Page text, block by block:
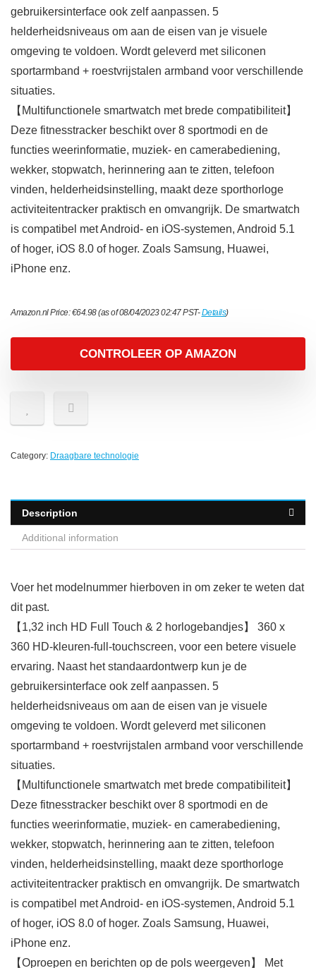
gebruikersinterface ook zelf aanpassen. 5
helderheidsniveaus om aan de eisen van je visuele
omgeving te voldoen. Wordt geleverd met siliconen
sportarmband + roestvrijstalen armband voor verschillende
situaties.
【Multifunctionele smartwatch met brede compatibiliteit】
Deze fitnesstracker beschikt over 8 sportmodi en de
functies weerinformatie, muziek- en camerabediening,
wekker, stopwatch, herinnering aan te zitten, telefoon
vinden, helderheidsinstelling, maakt deze sporthorloge
activiteitentracker praktisch en omvangrijk. De smartwatch
is compatibel met Android- en iOS-systemen, Android 5.1
of hoger, iOS 8.0 of hoger. Zoals Samsung, Huawei,
iPhone enz.
Amazon.nl Price:€64.98(as of 08/04/2023 02:47 PST-Details)
CONTROLEER OP AMAZON
Category: Draagbare technologie
Description
Additional information
Voer het modelnummer hierboven in om zeker te weten dat
dit past.
【1,32 inch HD Full Touch & 2 horlogebandjes】 360 x
360 HD-kleuren-full-touchscreen, voor een betere visuele
ervaring. Naast het standaardontwerp kun je de
gebruikersinterface ook zelf aanpassen. 5
helderheidsniveaus om aan de eisen van je visuele
omgeving te voldoen. Wordt geleverd met siliconen
sportarmband + roestvrijstalen armband voor verschillende
situaties.
【Multifunctionele smartwatch met brede compatibiliteit】
Deze fitnesstracker beschikt over 8 sportmodi en de
functies weerinformatie, muziek- en camerabediening,
wekker, stopwatch, herinnering aan te zitten, telefoon
vinden, helderheidsinstelling, maakt deze sporthorloge
activiteitentracker praktisch en omvangrijk. De smartwatch
is compatibel met Android- en iOS-systemen, Android 5.1
of hoger, iOS 8.0 of hoger. Zoals Samsung, Huawei,
iPhone enz.
【Oproepen en berichten op de pols weergeven】 Met